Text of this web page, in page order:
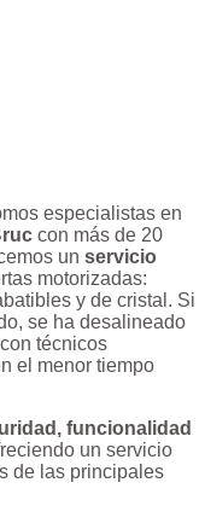
especialistas en
con más de 20
un servicio
motorizadas:
y de cristal. Si
se ha desalineado
técnicos
el menor tiempo
funcionalidad
un servicio
de las principales